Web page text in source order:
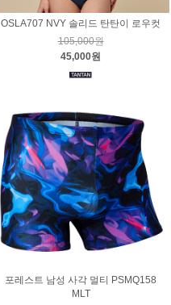
OSLA707 NVY 솔리드 탄탄이 로우컷
105,000원
45,000원
포레스트 남성 사각 멀티 PSMQ158
MLT